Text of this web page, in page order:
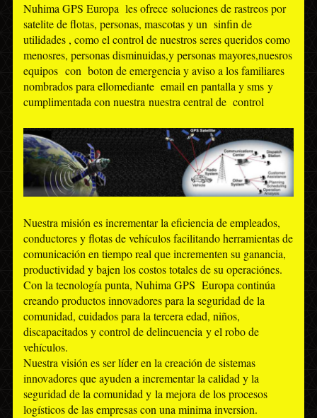
Nuhima GPS Europa les ofrece soluciones de rastreos por
satelite de flotas, personas, mascotas y un sinfin de
utilidades , como el control de nuestros seres queridos como
menosres, personas disminuidas,y personas mayores,nuesros
equipos con boton de emergencia y aviso a los familiares
nombrados para ellomediante email en pantalla y sms y
cumplimentada con nuestra nuestra central de control
Nuestra misión es incrementar la eficiencia de empleados,
conductores y flotas de vehículos facilitando herramientas de
comunicación en tiempo real que incrementen su ganancia,
productividad y bajen los costos totales de su operaciónes.
Con la tecnología punta, Nuhima GPS Europa continúa
creando productos innovadores para la seguridad de la
comunidad, cuidados para la tercera edad, niños,
discapacitados y control de delincuencia y el robo de
vehículos.
Nuestra visión es ser líder en la creación de sistemas
innovadores que ayuden a incrementar la calidad y la
seguridad de la comunidad y la mejora de los procesos
logísticos de las empresas con una minima inversion.